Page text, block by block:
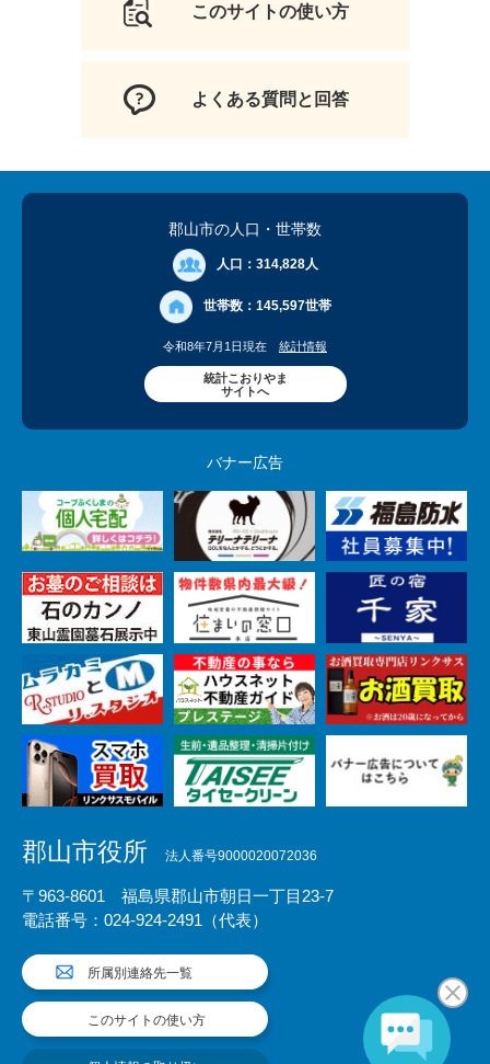
このサイトの使い方
よくある質問と回答
郡山市の人口 ・世帯数
人口： 314,828人
世帯数： 145,597世帯
令和8年7月1日現在 統計情報
統計こおりやま
サイトへ
バナー広告
郡山市役所 法人番号9000020072036
〒963-8601 福島県郡山市朝日一丁目23-7
電話番号：024-924-2491（代表）
所属別連絡先一覧
このサイトの使い方